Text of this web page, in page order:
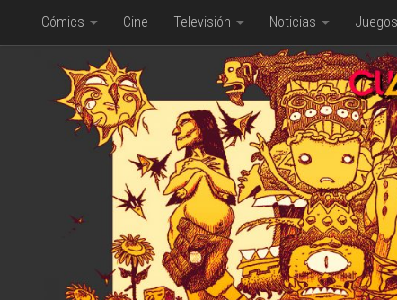
Saltar al contenido
Cómics Cine Televisión Noticias